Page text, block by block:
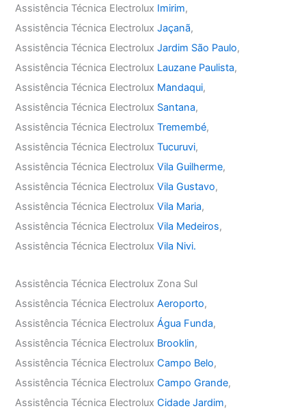
Assistência Técnica Electrolux Imirim,
Assistência Técnica ElectroluxJaçanã,
Assistência Técnica ElectroluxJardim São Paulo,
Assistência Técnica Electrolux Lauzane Paulista,
Assistência Técnica Electrolux Mandaqui,
Assistência Técnica Electrolux Santana,
Assistência Técnica ElectroluxTremembé,
Assistência Técnica ElectroluxTucuruvi,
Assistência Técnica ElectroluxVila Guilherme,
Assistência Técnica ElectroluxVila Gustavo,
Assistência Técnica ElectroluxVila Maria,
Assistência Técnica ElectroluxVila Medeiros,
Assistência Técnica ElectroluxVila Nivi.
Assistência Técnica Electrolux Zona Sul
Assistência Técnica ElectroluxAeroporto,
Assistência Técnica ElectroluxÁgua Funda,
Assistência Técnica Electrolux Brooklin,
Assistência Técnica ElectroluxCampo Belo,
Assistência Técnica ElectroluxCampo Grande,
Assistência Técnica ElectroluxCidade Jardim,